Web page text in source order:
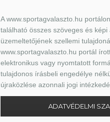
A www.sportagvalaszto.hu
található összes szöveges és képi
üzemeltetőjének szellemi
www.sportagvalaszto.hu portál
elektronikus vagy nyomtatott
tulajdonos írásbeli engedélye
újraközlése azonnali jogi
ADATVÉDELMI